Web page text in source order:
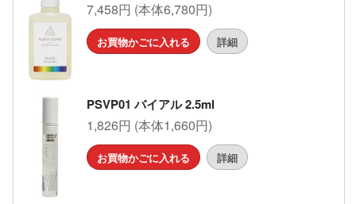
7,458円 (本体6,780円)
お買物かごに入れる 詳細
PSVP01 バイアル 2.5ml
1,826円 (本体1,660円)
お買物かごに入れる 詳細